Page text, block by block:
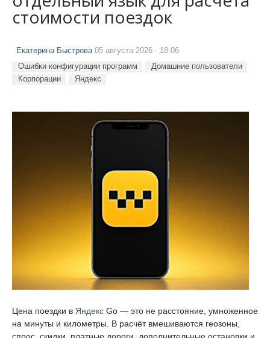
стоимости поездок
Екатерина Быстрова05 августа 2026 - 18:06
Ошибки конфигурации программ
Домашние пользователи
Корпорации
Яндекс
Цена поездки в Яндекс Go — это не расстояние, умноженное
на минуты и километры. В расчёт вмешиваются геозоны,